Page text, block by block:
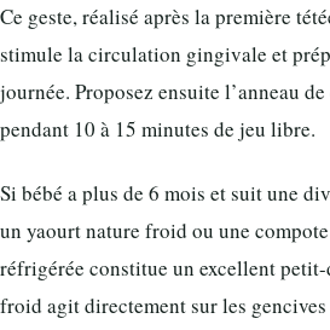
Ce geste, réalisé après la première
stimule la circulation gingivale et
journée. Proposez ensuite l’anneau
pendant 10 à 15 minutes de jeu libre.
Si bébé a plus de 6 mois et suit une
un yaourt nature froid ou une
réfrigérée constitue un excellent
froid agit directement sur les